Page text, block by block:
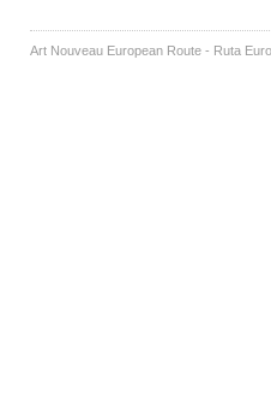
Art Nouveau European Route - Ruta